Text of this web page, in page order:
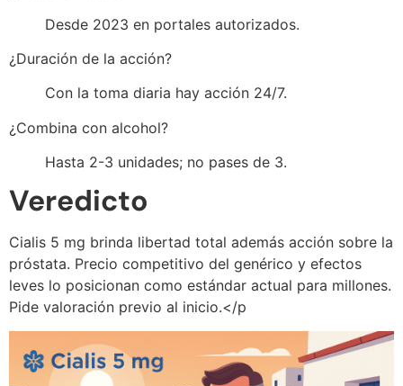
Desde 2023 en portales autorizados.
¿Duración de la acción?
Con la toma diaria hay acción 24/7.
¿Combina con alcohol?
Hasta 2-3 unidades; no pases de 3.
Veredicto
Cialis 5 mg brinda libertad total además acción sobre la
próstata. Precio competitivo del genérico y efectos
leves lo posicionan como estándar actual para millones.
Pide valoración previo al inicio.</p